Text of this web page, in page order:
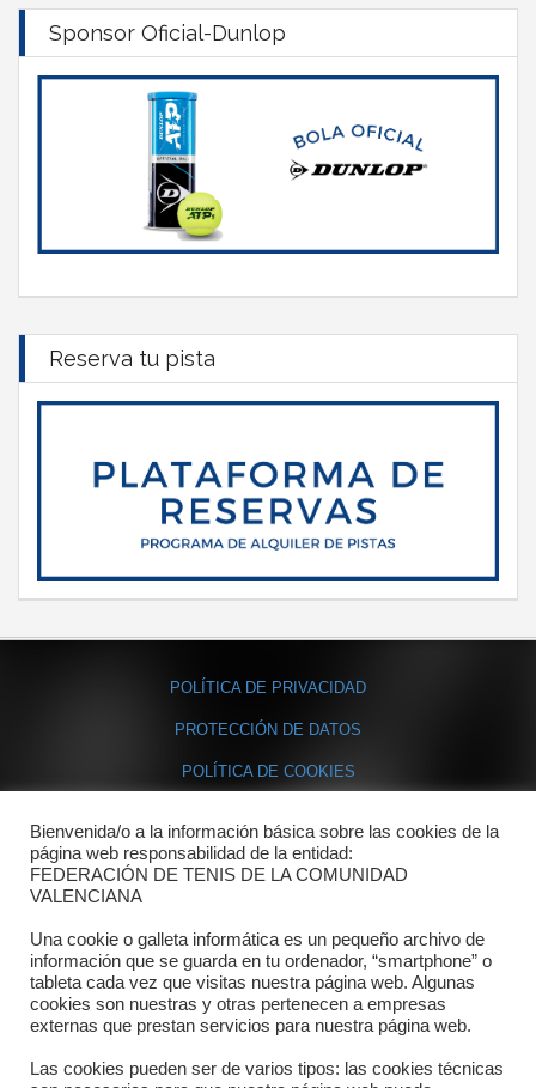
Sponsor Oficial-Dunlop
Reserva tu pista
POLÍTICA DE PRIVACIDAD
PROTECCIÓN DE DATOS
POLÍTICA DE COOKIES
Contacto
Dónde estamos
Directorio departamentos
Horario
Formulario de contacto
Bienvenida/o a la información básica sobre las cookies de la
página web responsabilidad de la entidad:
FEDERACIÓN DE TENIS DE LA COMUNIDAD
VALENCIANA
Una cookie o galleta informática es un pequeño archivo de
información que se guarda en tu ordenador, “smartphone” o
tableta cada vez que visitas nuestra página web. Algunas
cookies son nuestras y otras pertenecen a empresas
externas que prestan servicios para nuestra página web.
Las cookies pueden ser de varios tipos: las cookies técnicas